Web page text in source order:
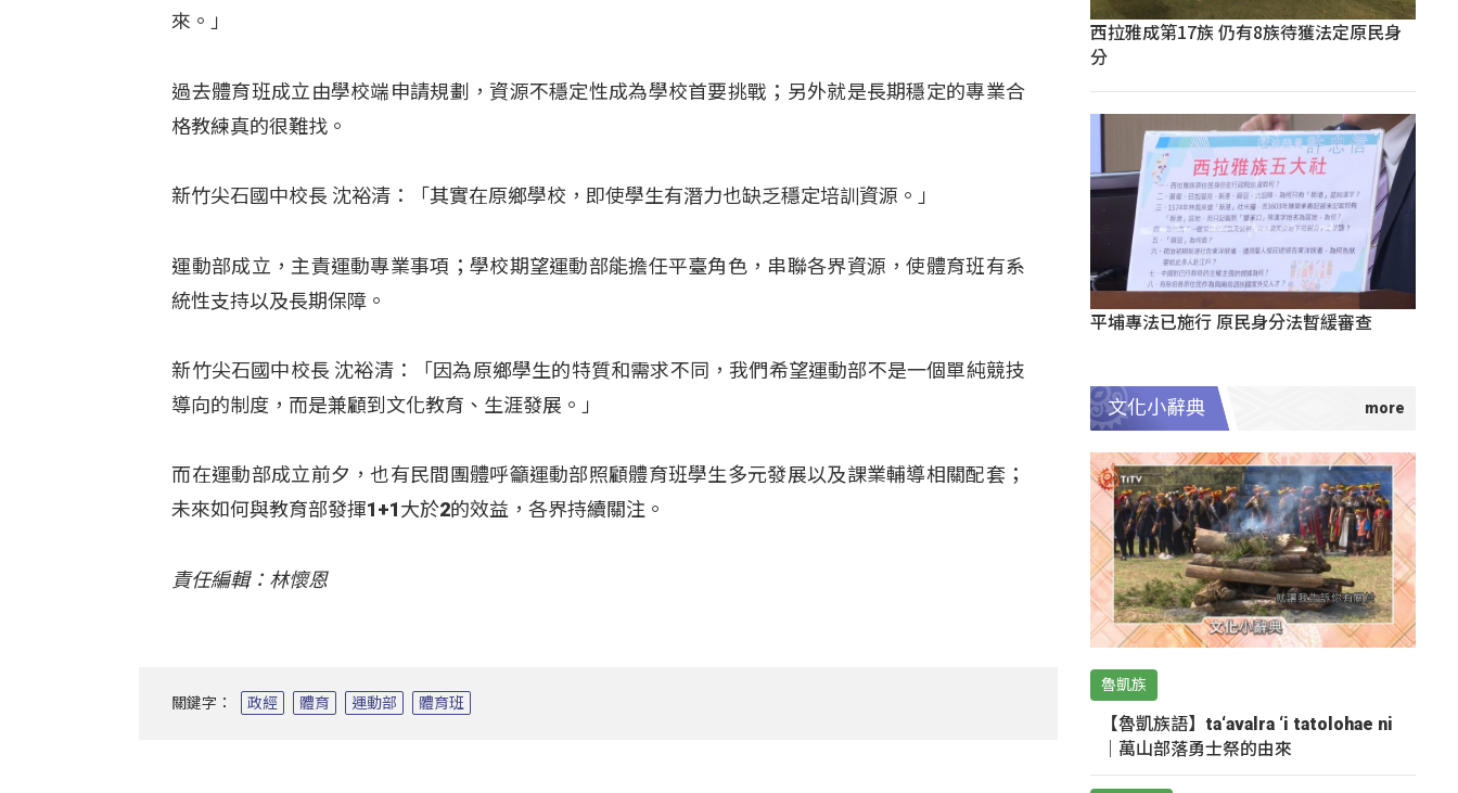
來。」
過去體育班成立由學校端申請規劃，資源不穩定性成為學校首要挑戰；另外就是長期穩定的專業合
格教練真的很難找。
新竹尖石國中校長 沈裕清：「其實在原鄉學校，即使學生有潛力也缺乏穩定培訓資源。」
運動部成立，主責運動專業事項；學校期望運動部能擔任平臺角色，串聯各界資源，使體育班有系
統性支持以及長期保障。
新竹尖石國中校長 沈裕清：「因為原鄉學生的特質和需求不同，我們希望運動部不是一個單純競技
導向的制度，而是兼顧到文化教育、生涯發展。」
而在運動部成立前夕，也有民間團體呼籲運動部照顧體育班學生多元發展以及課業輔導相關配套；
未來如何與教育部發揮1+1大於2的效益，各界持續關注。
責任編輯：林懷恩
關鍵字： 政經 體育 運動部 體育班
西拉雅成第17族 仍有8族待獲法定原民身
分
平埔專法已施行 原民身分法暫緩審查
文化小辭典
魯凱族
【魯凱族語】ta‘avalra ‘i tatolohae ni
｜萬山部落勇士祭的由來